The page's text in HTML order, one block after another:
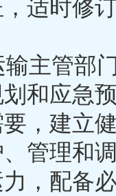
，适
主管部
和应急
，建立
管理和
，配备